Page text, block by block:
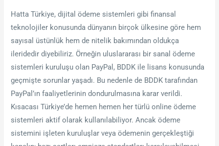
Hatta Türkiye, dijital ödeme sistemleri gibi finansal
teknolojiler konusunda dünyanın birçok ülkesine göre hem
sayısal üstünlük hem de nitelik bakımından oldukça
ileridedir diyebiliriz. Örneğin uluslararası bir sanal ödeme
sistemleri kuruluşu olan PayPal, BDDK ile lisans konusunda
geçmişte sorunlar yaşadı. Bu nedenle de BDDK tarafından
PayPal’ın faaliyetlerinin dondurulmasına karar verildi.
Kısacası Türkiye’de hemen hemen her türlü online ödeme
sistemleri aktif olarak kullanılabiliyor. Ancak ödeme
sistemini işleten kuruluşlar veya ödemenin gerçekleştiği